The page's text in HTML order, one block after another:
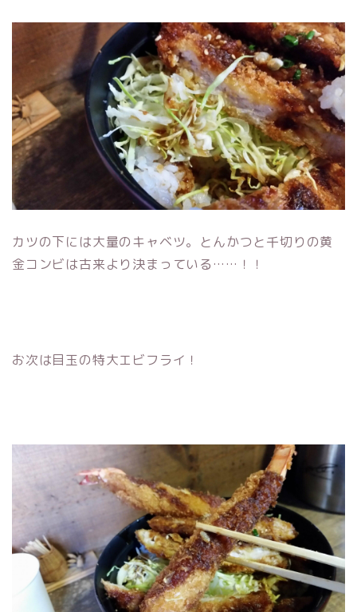
カツの下には大量のキャベツ。とんかつと千切りの黄
金コンビは古来より決まっている……！！
お次は目玉の特大エビフライ！